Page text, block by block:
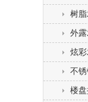
树
外
炫
不
楼